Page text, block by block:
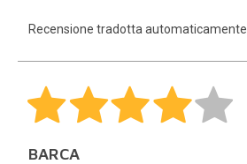
Recensione tradotta automaticamente
BARCA